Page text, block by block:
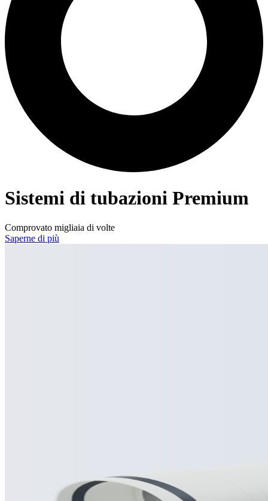
Sistemi di tubazioni Premium
Comprovato migliaia di volte
Saperne di più